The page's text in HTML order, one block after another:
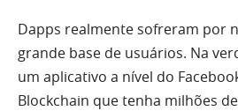
Dapps realmente sofreram por
grande base de usuários. Na
um aplicativo a nível do
Blockchain que tenha milhões